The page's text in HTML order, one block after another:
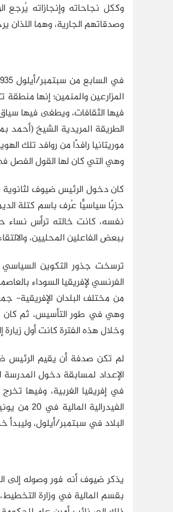
وككل نجاحاته وإنجازاته
وصدقاتهم الجارية، وهما اللذان
المزارعين والمنمين؛ إنها
فيها الثقافات، ويطغى فيها
الطريقة المريدية الشيخ (أحمد
موريتانيا رافدًا من روافد تلك
وهي التي كان لها القول الفصل
حزبًا سياسيًّا عُرف باسم كتلة
نفسه، كانت خالته ترأس نساء
ببعض الفاعلين المحليين،
ترسخت جذور التكوين السياسي
من مختلف البلدان الإفريقية-
وخلال هذه الفترة كانت أول
الإعداد لمسابقة دخول المدرسة
في إفريقيا الغربية، وفيها
البلاد في سبتمبر/أيلول، وليبدأ
يذكر ضيوف أنه فور وصوله إلى
بقسم المالية في وزارة